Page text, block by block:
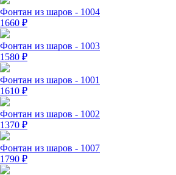
Фонтан из шаров - 1004
1660 ₽
Фонтан из шаров - 1003
1580 ₽
Фонтан из шаров - 1001
1610 ₽
Фонтан из шаров - 1002
1370 ₽
Фонтан из шаров - 1007
1790 ₽